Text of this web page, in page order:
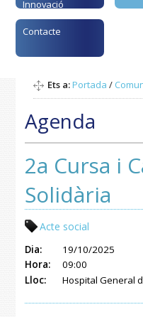
Innovació
Contacte
Ets a:Portada /
Agenda
2a Cursa i
Solidària
Acte social
Dia:
19/10/2025
Hora:
09:00
Lloc:
Hospital General